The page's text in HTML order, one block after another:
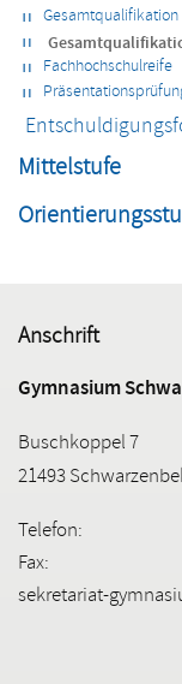
Gesamtqualifikation
Fachhochschulreife
Mittelstufe
Anschrift
Gymnasium
Buschkoppel 7
21493
Telefon:
Fax:
sekretariat-